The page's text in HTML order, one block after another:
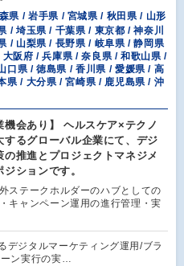
県 / 岩手県 / 宮城県 / 秋田県 / 山形
/ 埼玉県 / 千葉県 / 東京都 / 神奈川
/ 山梨県 / 長野県 / 岐阜県 / 静岡県
阪府 / 兵庫県 / 奈良県 / 和歌山県 /
口県 / 徳島県 / 香川県 / 愛媛県 / 高
県 / 大分県 / 宮崎県 / 鹿児島県 / 沖
機会あり】 ヘルスケア×テクノ
するグローバル企業にて、デジ
推進とプロジェクトマネジメ
ションです。
ステークホルダーのハブとしての
キャンペーン運用の進行管理・実
デジタルマーケティング運用/ブラ
ン実行の実…